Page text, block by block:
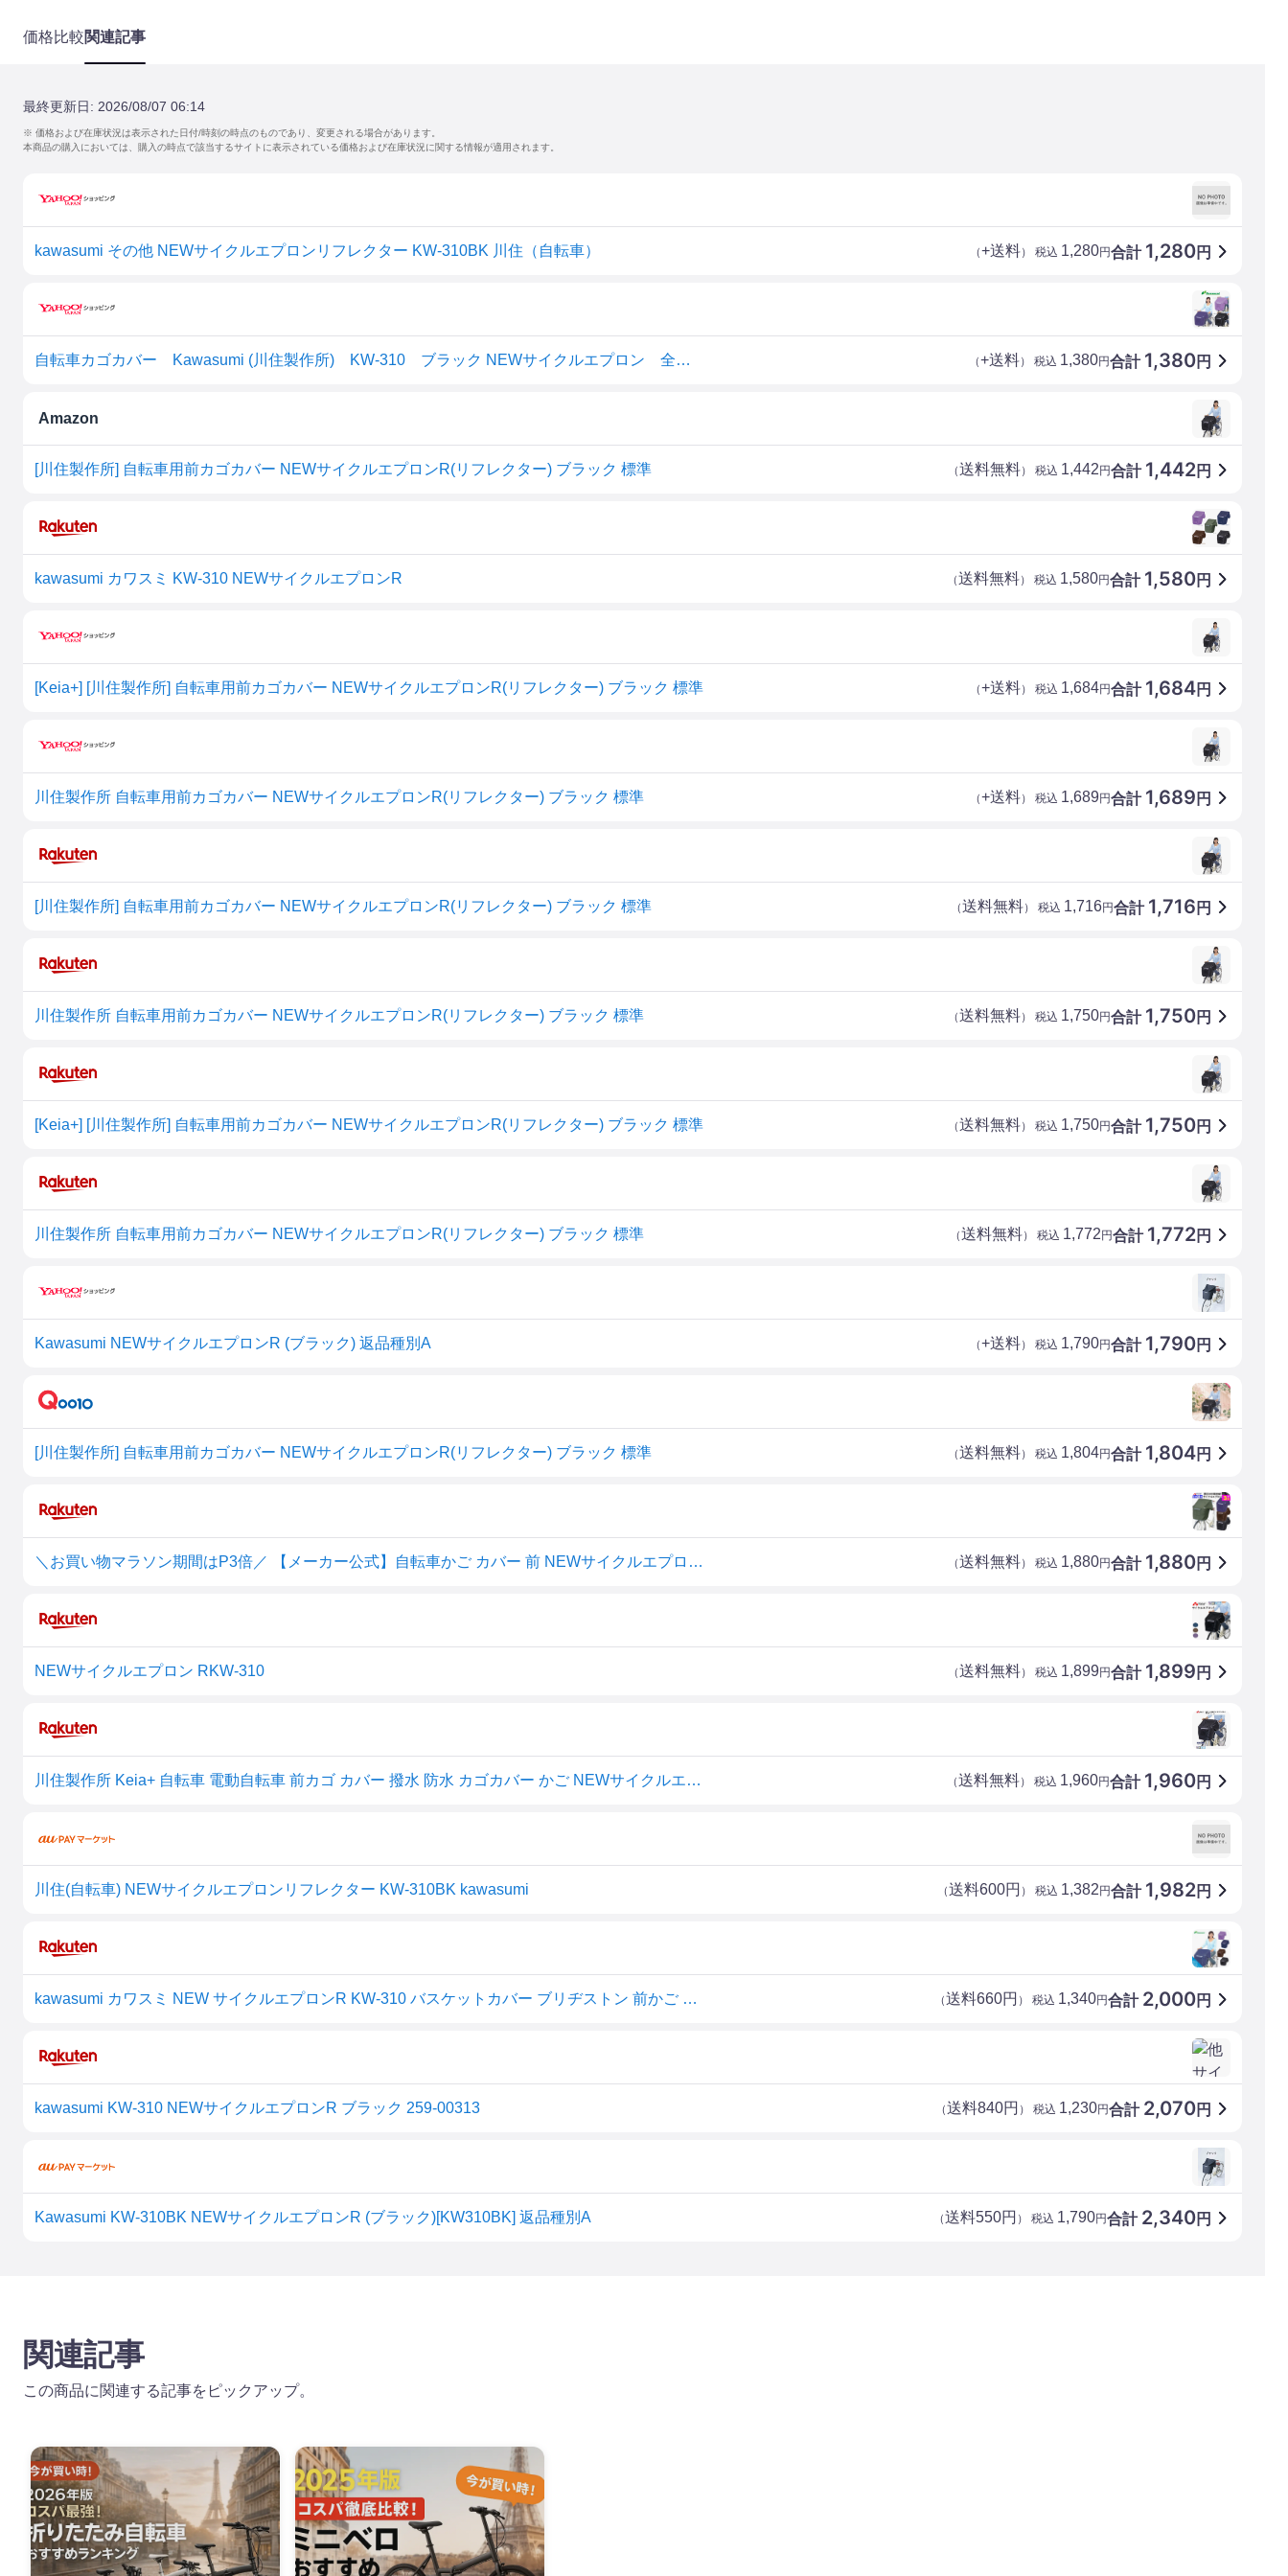
価格比較関連記事
最終更新日: 2026/08/07 06:14
※ 価格および在庫状況は表示された日付/時刻の時点のものであり、変更される場合があります。
本商品の購入においては、購入の時点で該当するサイトに表示されている価格および在庫状況に関する情報が適用されます。
kawasumi その他 NEWサイクルエプロンリフレクター KW-310BK 川住（自転車） 合計 1,280円
（+送料） 税込 1,280円
自転車カゴカバー Kawasumi (川住製作所) KW-310 ブラック NEWサイクルエプロン 全国一律送料無料 合計 1,380円
（+送料） 税込 1,380円
Amazon
[川住製作所] 自転車用前カゴカバー NEWサイクルエプロンR(リフレクター) ブラック 標準 合計 1,442円
（送料無料） 税込 1,442円
kawasumi カワスミ KW-310 NEWサイクルエプロンR 合計 1,580円
（送料無料） 税込 1,580円
[Keia+] [川住製作所] 自転車用前カゴカバー NEWサイクルエプロンR(リフレクター) ブラック 標準 合計 1,684円
（+送料） 税込 1,684円
川住製作所 自転車用前カゴカバー NEWサイクルエプロンR(リフレクター) ブラック 標準 合計 1,689 円
（+送料） 税込 1,689円
[川住製作所] 自転車用前カゴカバー NEWサイクルエプロンR(リフレクター) ブラック 標準 合計 1,716 円
（送料無料） 税込 1,716円
川住製作所 自転車用前カゴカバー NEWサイクルエプロンR(リフレクター) ブラック 標準 合計 1,750円
（送料無料） 税込 1,750円
[Keia+] [川住製作所] 自転車用前カゴカバー NEWサイクルエプロンR(リフレクター) ブラック 標準 合計 1,750円
（送料無料） 税込 1,750円
川住製作所 自転車用前カゴカバー NEWサイクルエプロンR(リフレクター) ブラック 標準 合計 1,772円
（送料無料） 税込 1,772円
Kawasumi NEWサイクルエプロンR (ブラック) 返品種別A 合計 1,790円
（+送料） 税込 1,790円
[川住製作所] 自転車用前カゴカバー NEWサイクルエプロンR(リフレクター) ブラック 標準 合計 1,804円
（送料無料） 税込 1,804円
＼お買い物マラソン期間はP3倍／ 【メーカー公式】自転車かご カバー 前 NEWサイクルエプロンR 丸カゴ 角カゴ おしゃれ かわいい かぶせる 防水 撥水 レインカバー 雨 濡れない 反射帯 バスケット OGK PAS 川住製作所 Keia＋ KW310 【返品保証】 合計 1,880円
（送料無料） 税込 1,880円
NEWサイクルエプロン RKW-310 合計 1,899 円
（送料無料） 税込 1,899円
川住製作所 Keia+ 自転車 電動自転車 前カゴ カバー 撥水 防水 カゴカバー かご NEWサイクルエプロン R （リフレクター） KW-310BK ブラック 合計 1,960円
（送料無料） 税込 1,960円
川住(自転車) NEWサイクルエプロンリフレクター KW-310BK kawasumi 合計 1,982円
（送料600円 ） 税込 1,382円
kawasumi カワスミ NEW サイクルエプロンR KW-310 バスケットカバー ブリヂストン 前かご カバー 自転車 かご カバー おしゃれ カゴカバー カゴ カバー カバー 大型 サイクルカバー 自転車の九蔵 合計 2,000円
（送料660円 ） 税込 1,340円
kawasumi KW-310 NEWサイクルエプロンR ブラック 259-00313 合計 2,070円
（送料840円 ） 税込 1,230円
Kawasumi KW-310BK NEWサイクルエプロンR (ブラック)[KW310BK] 返品種別A 合計 2,340円
（送料550円 ） 税込 1,790円
関連記事
この商品に関連する記事をピックアップ。